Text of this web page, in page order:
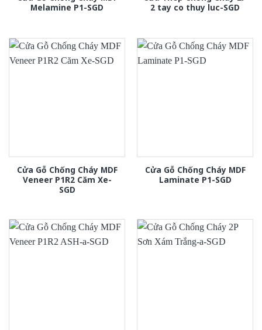
Melamine P1-SGD
2 tay co thuy luc-SGD
Cửa Gỗ Chống Cháy MDF
Veneer P1R2 Căm Xe-
SGD
Cửa Gỗ Chống Cháy MDF
Laminate P1-SGD